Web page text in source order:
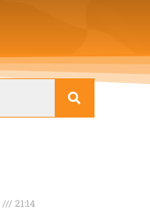
21:14